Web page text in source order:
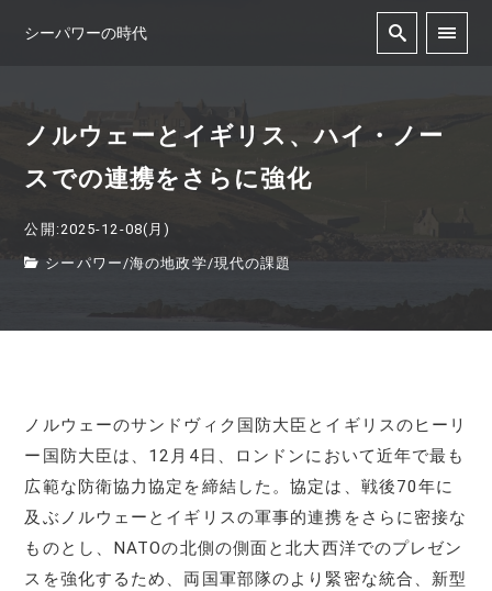
シーパワーの時代
ノルウェーとイギリス、ハイ・ノー
スでの連携をさらに強化
公開:2025-12-08(月)
シーパワー /海の地政学/現代の課題
ノルウェーのサンドヴィク国防大臣とイギリスのヒーリ
ー国防大臣は、12月4日、ロンドンにおいて近年で最も
広範な防衛協力協定を締結した。協定は、戦後70年に
及ぶノルウェーとイギリスの軍事的連携をさらに密接な
ものとし、NATOの北側の側面と北大西洋でのプレゼン
スを強化するため、両国軍部隊のより緊密な統合、新型